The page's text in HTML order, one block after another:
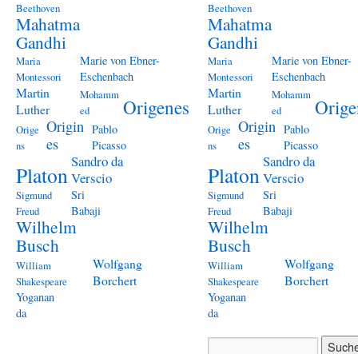
Beethoven
Mahatma
Gandhi
Maria
Montessori
Marie von Ebner-
Eschenbach
Martin
Luther
Mohamm
ed
Origenes
Orige
ns
Origin
es
Pablo
Picasso
Platon
Sandro da
Verscio
Sigmund
Freud
Sri
Babaji
Wilhelm
Busch
William
Shakespeare
Wolfgang
Borchert
Yoganan
da
Beethoven
Mahatma
Gandhi
Maria
Montessori
Marie von Ebner-
Eschenbach
Martin
Luther
Mohamm
ed
Orige
ns
Origin
es
Pablo
Picasso
Platon
Sandro da
Verscio
Sigmund
Freud
Sri
Babaji
Wilhelm
Busch
William
Shakespeare
Wolfgang
Borchert
Yoganan
da